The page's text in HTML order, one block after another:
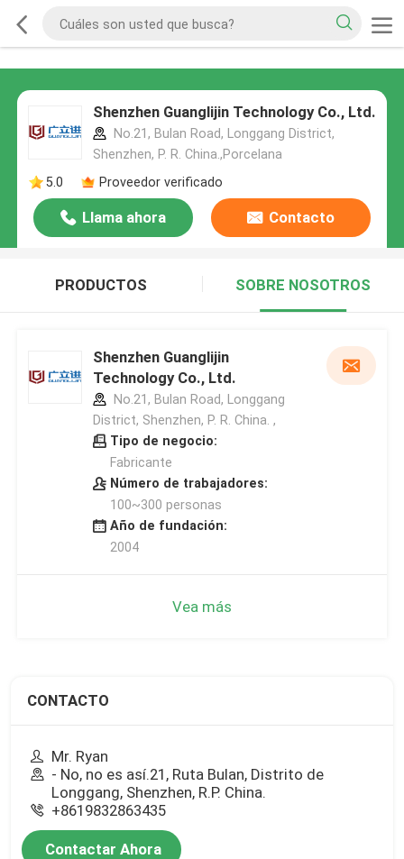
Shenzhen Guanglijin Technology Co., Ltd.
No.21, Bulan Road, Longgang District,
Shenzhen, P. R. China.,Porcelana
5.0
Proveedor verificado
Llama ahora Contacto
PRODUCTOS SOBRE NOSOTROS
Shenzhen Guanglijin
Technology Co., Ltd.
No.21, Bulan Road, Longgang
District, Shenzhen, P. R. China. ,
Tipo de negocio:
Fabricante
Número de trabajadores:
100~300 personas
Año de fundación:
2004
Vea más
CONTACTO
Mr. Ryan
- No, no es así.21, Ruta Bulan, Distrito de
Longgang, Shenzhen, R.P. China.
+8619832863435
Contactar Ahora